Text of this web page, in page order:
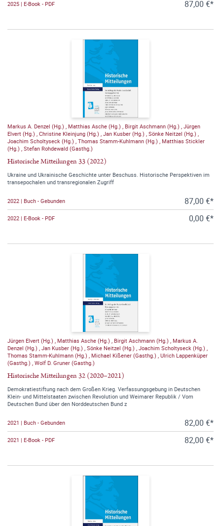
2025 | E-Book - PDF 87,00 €*
Markus A. Denzel (Hg.) Matthias Asche (Hg.) Birgit Aschmann (Hg.) Jürgen
Elvert (Hg.) Christine Kleinjung (Hg.) Jan Kusber (Hg.) Sönke Neitzel (Hg.)
Joachim Scholtyseck (Hg.) Thomas Stamm-Kuhlmann (Hg.)
Matthias Stickler
(Hg.) Stefan Rohdewald (Gasthg.)
Historische Mitteilungen 33 (2022)
Ukraine und Ukrainische Geschichte unter Beschuss. Historische Perspektiven im
transepochalen und transregionalen Zugriff
2022 | Buch - Gebunden 87,00 €*
2022 | E-Book - PDF 0,00 €*
Jürgen Elvert (Hg.) Matthias Asche (Hg.) Birgit Aschmann (Hg.)
Markus A.
Denzel (Hg.) Jan Kusber (Hg.) Sönke Neitzel (Hg.) Joachim Scholtyseck (Hg.)
Thomas Stamm-Kuhlmann (Hg.)
Michael Kißener (Gasthg.) Ulrich Lappenküper
(Gasthg.) Wolf D. Gruner (Gasthg.)
Historische Mitteilungen 32 (2020–2021)
Demokratiestiftung nach dem Großen Krieg. Verfassungsgebung in Deutschen
Klein- und Mittelstaaten zwischen Revolution und Weimarer Republik / Vom
Deutschen Bund über den Norddeutschen Bund z
2021 | Buch - Gebunden 82,00 €*
2021 | E-Book - PDF 82,00 €*